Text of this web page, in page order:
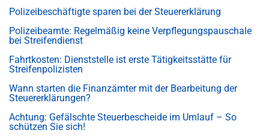
Polizeibeschäftigte sparen bei der Steuererklärung
Polizeibeamte: Regelmäßig keine Verpflegungspauschale
bei Streifendienst
Fahrtkosten: Dienststelle ist erste Tätigkeitsstätte für
Streifenpolizisten
Wann starten die Finanzämter mit der Bearbeitung der
Steuererklärungen?
Achtung: Gefälschte Steuerbescheide im Umlauf – So
schützen Sie sich!